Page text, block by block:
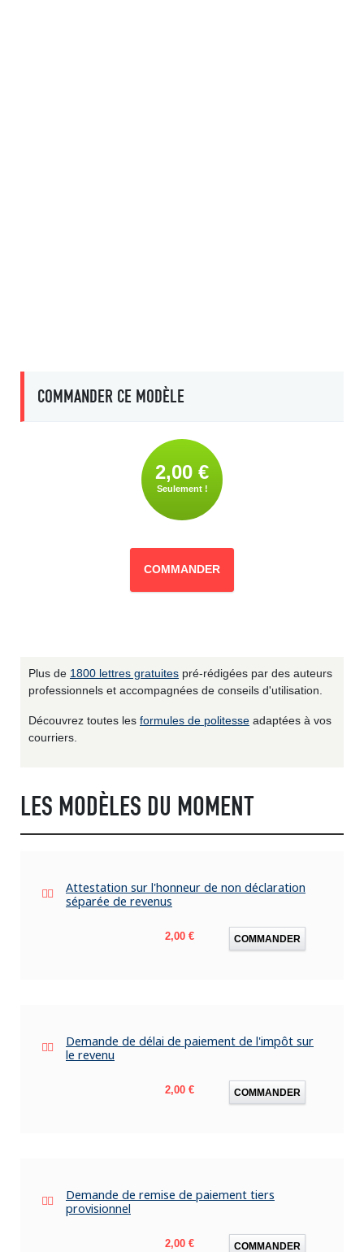
COMMANDER CE MODÈLE
2,00 €
Seulement !
COMMANDER
Plus de 1800 lettres gratuites pré-rédigées par des auteurs
professionnels et accompagnées de conseils d'utilisation.
Découvrez toutes les formules de politesse adaptées à vos
courriers.
LES MODÈLES DU MOMENT
Attestation sur l'honneur de non déclaration
séparée de revenus
Prix
2,00 € COMMANDER
Demande de délai de paiement de l'impôt sur
le revenu
Prix
2,00 € COMMANDER
Demande de remise de paiement tiers
provisionnel
Prix
2,00 € COMMANDER